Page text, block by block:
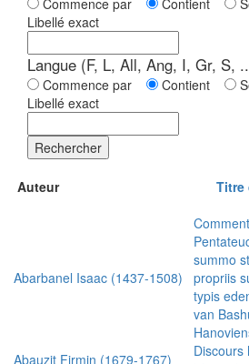
Libellé exact
Langue (F, L, All, Ang, I, Gr, S,
Commence par Contient
Libellé exact
Rechercher
Auteur Titre
Abarbanel Isaac (1437-1508)
summo
propriis
typis
van
Abauzit Firmin (1679-1767)
Discours